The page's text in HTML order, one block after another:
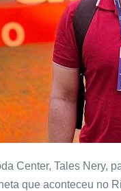
Center, Tales Nery,
que aconteceu no